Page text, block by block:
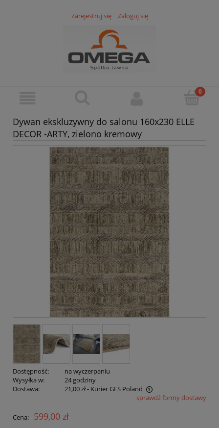
Zarejestruj się Zaloguj się
Dywan ekskluzywny do salonu 160x230 ELLE
DECOR -ARTY, zielono kremowy
Dostępność:
na wyczerpaniu
Wysyłka w:
24 godziny
Dostawa:
21,00 zł- Kurier GLS Poland
Cena nie zawiera ewentualnych kosztów płatnościsprawdź formy dostawy
Cena: 599,00 zł